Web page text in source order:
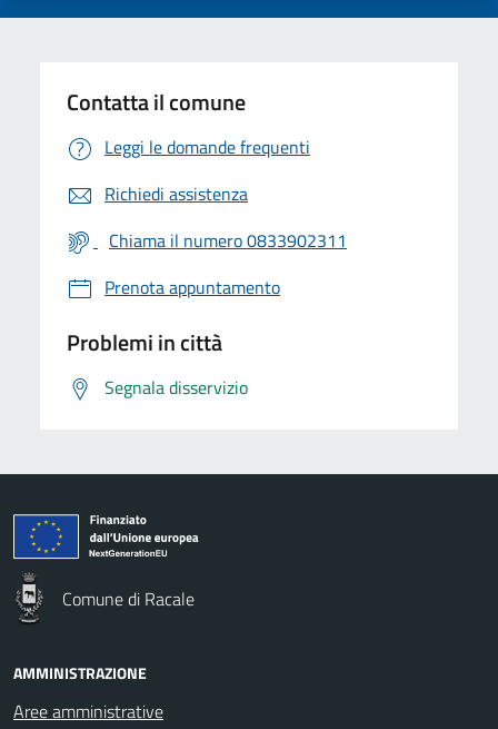
Contatta il comune
Leggi le domande frequenti
Richiedi assistenza
Chiama il numero 0833902311
Prenota appuntamento
Problemi in città
Segnala disservizio
Comune di Racale
AMMINISTRAZIONE
Aree amministrative